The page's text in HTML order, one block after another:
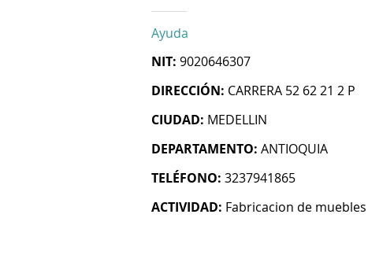
Ayuda
NIT: 9020646307
DIRECCIÓN: CARRERA 52 62 21 2 P
CIUDAD: MEDELLIN
DEPARTAMENTO: ANTIOQUIA
TELÉFONO: 3237941865
ACTIVIDAD: Fabricacion de muebles